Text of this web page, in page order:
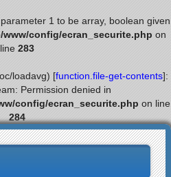
1 to be array, boolean given
config/ecran_securite.php on
line 283
loadavg) [function.file-get-contents]:
Permission denied in
config/ecran_securite.php on line
284